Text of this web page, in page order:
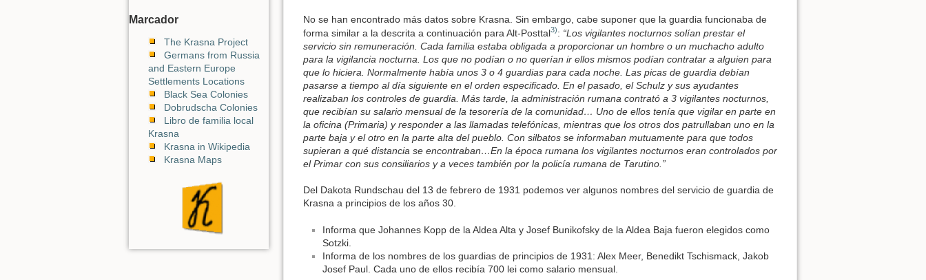
Marcador
The Krasna Project
Germans from Russia
and Eastern Europe
Settlements Locations
Black Sea Colonies
Dobrudscha Colonies
Libro de familia local
Krasna
Krasna in Wikipedia
Krasna Maps
No se han encontrado más datos sobre Krasna. Sin embargo, cabe suponer que la guardia funcionaba de
forma similar a la descrita a continuación para Alt-Posttal3): “Los vigilantes nocturnos solían prestar el
servicio sin remuneración. Cada familia estaba obligada a proporcionar un hombre o un muchacho adulto
para la vigilancia nocturna. Los que no podían o no querían ir ellos mismos podían contratar a alguien para
que lo hiciera. Normalmente había unos 3 o 4 guardias para cada noche. Las picas de guardia debían
pasarse a tiempo al día siguiente en el orden especificado. En el pasado, el Schulz y sus ayudantes
realizaban los controles de guardia. Más tarde, la administración rumana contrató a 3 vigilantes nocturnos,
que recibían su salario mensual de la tesorería de la comunidad… Uno de ellos tenía que vigilar en parte en
la oficina (Primaria) y responder a las llamadas telefónicas, mientras que los otros dos patrullaban uno en la
parte baja y el otro en la parte alta del pueblo. Con silbatos se informaban mutuamente para que todos
supieran a qué distancia se encontraban…En la época rumana los vigilantes nocturnos eran controlados por
el Primar con sus consiliarios y a veces también por la policía rumana de Tarutino.”
Del Dakota Rundschau del 13 de febrero de 1931 podemos ver algunos nombres del servicio de guardia de
Krasna a principios de los años 30.
Informa que Johannes Kopp de la Aldea Alta y Josef Bunikofsky de la Aldea Baja fueron elegidos como
Sotzki.
Informa de los nombres de los guardias de principios de 1931: Alex Meer, Benedikt Tschismack, Jakob
Josef Paul. Cada uno de ellos recibía 700 lei como salario mensual.